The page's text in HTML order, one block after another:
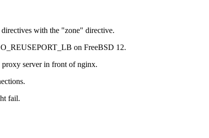
with the "zone" directive.
on FreeBSD 12.
server in front of nginx.
fail.